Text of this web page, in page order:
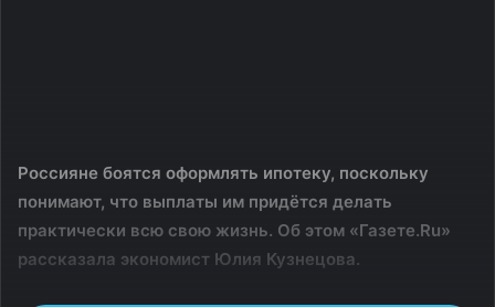
Россияне боятся оформлять ипотеку, поскольку
понимают, что выплаты им придётся делать
практически всю свою жизнь. Об этом «Газете.Ru»
рассказала экономист Юлия Кузнецова.